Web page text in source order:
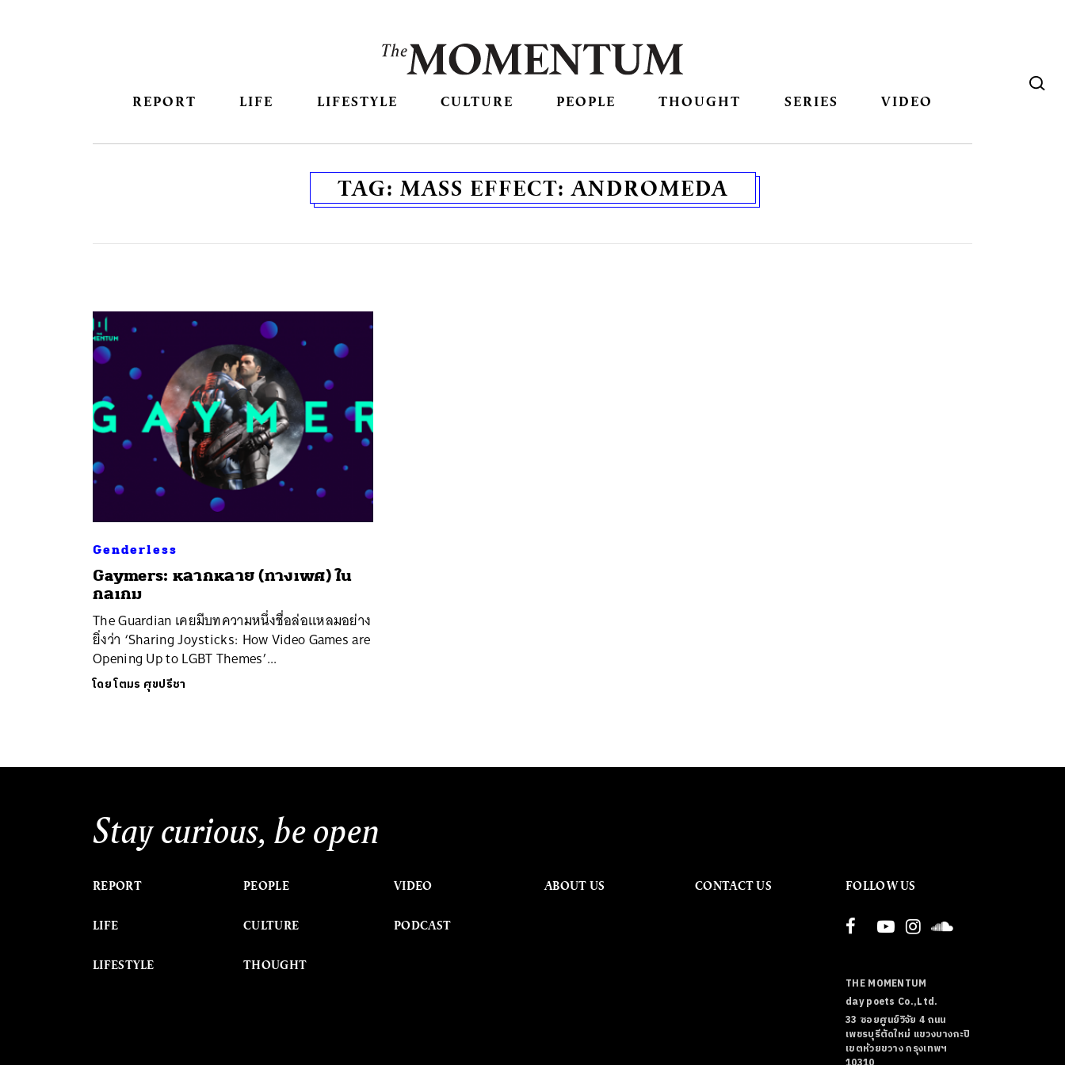
REPORT LIFE LIFESTYLE CULTURE PEOPLE THOUGHT SERIES VIDEO
TAG: MASS EFFECT: ANDROMEDA
Genderless
Gaymers: หลากหลาย (ทางเพศ) ใน
กลเกม
​The Guardian เคยมีบทความหนึ่งชื่อล่อแหลมอย่าง
ยิ่งว่า ‘Sharing Joysticks: How Video Games are
Opening Up to LGBT Themes’...
โดยโตมร ศุขปรีชา
Stay curious, be open
REPORT
LIFE
LIFESTYLE
PEOPLE
CULTURE
THOUGHT
VIDEO
PODCAST
ABOUT US CONTACT US FOLLOW US
THE MOMENTUM
day poets Co.,Ltd.
33 ซอยศูนย์วิจัย 4 ถนน
เพชรบุรีตัดใหม่ แขวงบางกะปิ
เขตห้วยขวาง กรุงเทพฯ
ค้นหา